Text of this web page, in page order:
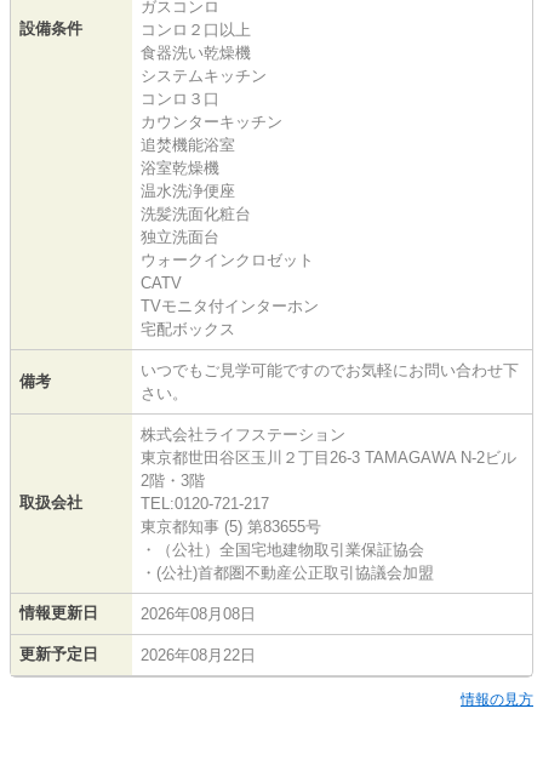
設備条件
ガスコンロ
コンロ２口以上
食器洗い乾燥機
システムキッチン
コンロ３口
カウンターキッチン
追焚機能浴室
浴室乾燥機
温水洗浄便座
洗髪洗面化粧台
独立洗面台
ウォークインクロゼット
CATV
TVモニタ付インターホン
宅配ボックス
備考
いつでもご見学可能ですのでお気軽にお問い合わせ下
さい。
取扱会社
株式会社ライフステーション
東京都世田谷区玉川２丁目26-3 TAMAGAWA N-2ビル
2階・3階
TEL:0120-721-217
東京都知事 (5) 第83655号
・（公社）全国宅地建物取引業保証協会
・(公社)首都圏不動産公正取引協議会加盟
情報更新日 2026年08月08日
更新予定日 2026年08月22日
情報の見方